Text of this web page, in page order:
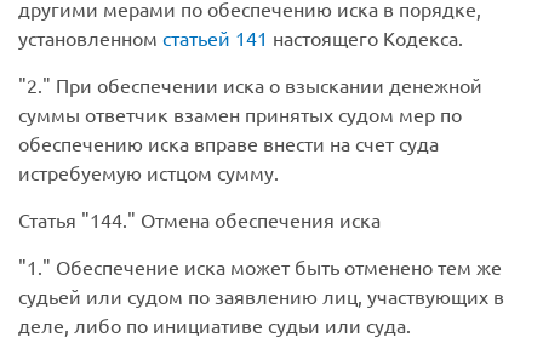
другими мерами по обеспечению иска в порядке,
установленном статьей 141 настоящего Кодекса.
2.
При обеспечении иска о взыскании денежной
суммы ответчик взамен принятых судом мер по
обеспечению иска вправе внести на счет суда
истребуемую истцом сумму.
Статья
144.
Отмена обеспечения иска
1.
Обеспечение иска может быть отменено тем же
судьей или судом по заявлению лиц, участвующих в
деле, либо по инициативе судьи или суда.